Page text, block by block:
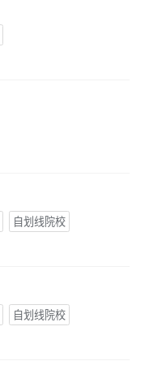
自划线院校
自划线院校